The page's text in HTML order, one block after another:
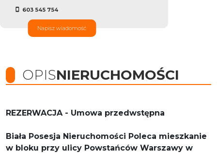
603 545 754
Napisz wiadomość
OPISNIERUCHOMOŚCI
REZERWACJA - Umowa przedwstępna
Biała Posesja Nieruchomości Poleca mieszkanie
w bloku przy ulicy Powstańców Warszawy w